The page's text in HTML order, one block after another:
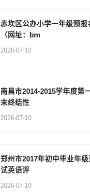
赤坎区公办小学一年级预报
（网址：bm
2026-07-10
南昌市2014-2015学年度第
末终结性
2026-07-10
郑州市2017年初中毕业年级
试英语评
2026-07-10